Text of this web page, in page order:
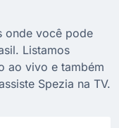
onde você pode
Listamos
ao vivo e também
Spezia na TV.